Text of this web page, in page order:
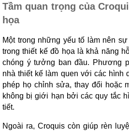
Tầm quan trọng của
họa
Một trong những yếu tố làm nên
trong thiết kế đồ họa là khả năng
chóng ý tưởng ban đầu. Phương
nhà thiết kế làm quen với các hình
phép họ chỉnh sửa, thay đổi hoặc
không bị giới hạn bởi các quy tắc
tiết.
Ngoài ra, Croquis còn giúp rèn